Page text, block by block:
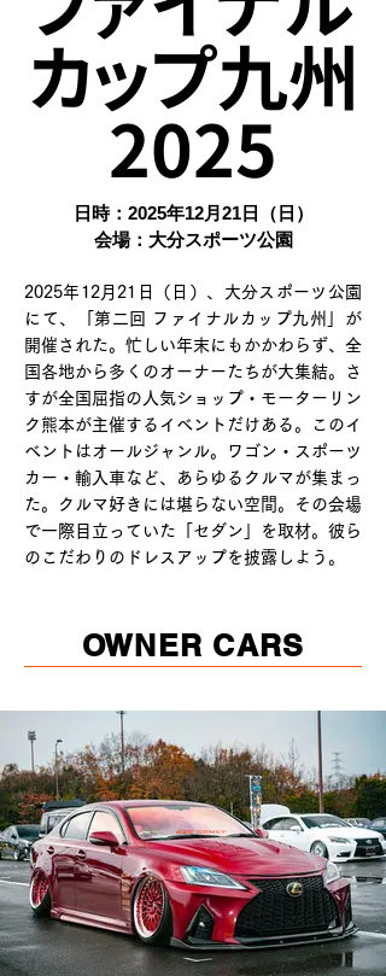
カップ九州
2025
日時：2025年12月21日（日）
会場：大分スポーツ公園
2025年12月21日（日）、大分スポーツ公園
にて、「第二回 ファイナルカップ九州」が
開催された。忙しい年末にもかかわらず、全
国各地から多くのオーナーたちが大集結。さ
すが全国屈指の人気ショップ・モーターリン
ク熊本が主催するイベントだけある。このイ
ベントはオールジャンル。ワゴン・スポーツ
カー・輸入車など、あらゆるクルマが集まっ
た。クルマ好きには堪らない空間。その会場
で一際目立っていた「セダン」を取材。彼ら
のこだわりのドレスアップを披露しよう。
OWNER CARS